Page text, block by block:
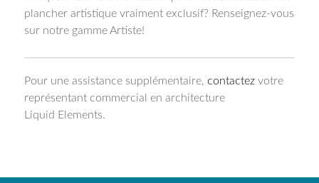
plancher artistique vraiment exclusif? Renseignez-vous
sur notre gamme Artiste!
Pour une assistance supplémentaire,contactez votre
représentant commercial en architecture
Liquid Elements.